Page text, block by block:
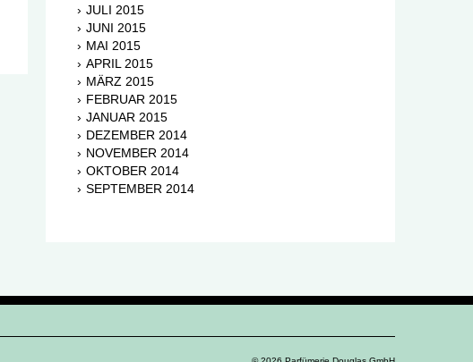
JULI 2015
JUNI 2015
MAI 2015
APRIL 2015
MÄRZ 2015
FEBRUAR 2015
JANUAR 2015
DEZEMBER 2014
NOVEMBER 2014
OKTOBER 2014
SEPTEMBER 2014